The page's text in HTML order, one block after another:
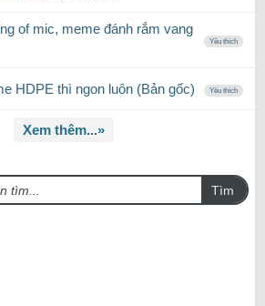
of mic, meme đánh rắm vang
Yêu thích
HDPE thì ngon luôn (Bản gốc) Yêu thích
Xem thêm...»
Tìm